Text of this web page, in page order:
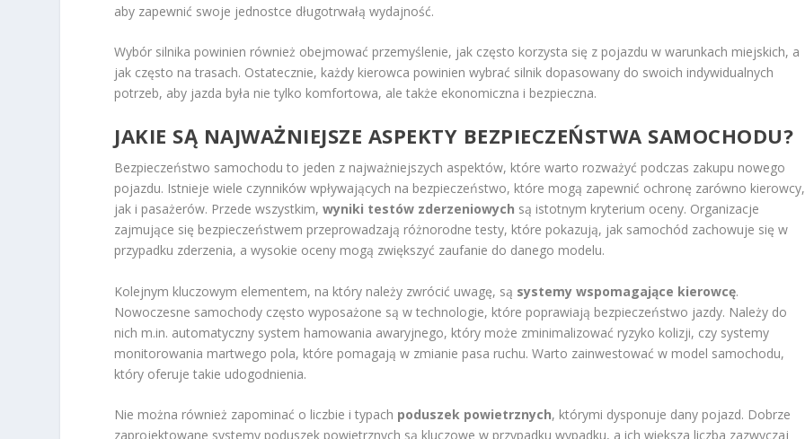
aby zapewnić swoje jednostce długotrwałą wydajność.
Wybór silnika powinien również obejmować przemyślenie, jak często korzysta się z pojazdu w warunkach miejskich, a
jak często na trasach. Ostatecznie, każdy kierowca powinien wybrać silnik dopasowany do swoich indywidualnych
potrzeb, aby jazda była nie tylko komfortowa, ale także ekonomiczna i bezpieczna.
JAKIE SĄ NAJWAŻNIEJSZE ASPEKTY BEZPIECZEŃSTWA SAMOCHODU?
Bezpieczeństwo samochodu to jeden z najważniejszych aspektów, które warto rozważyć podczas zakupu nowego
pojazdu. Istnieje wiele czynników wpływających na bezpieczeństwo, które mogą zapewnić ochronę zarówno kierowcy,
jak i pasażerów. Przede wszystkim,wyniki testów zderzeniowych są istotnym kryterium oceny. Organizacje
zajmujące się bezpieczeństwem przeprowadzają różnorodne testy, które pokazują, jak samochód zachowuje się w
przypadku zderzenia, a wysokie oceny mogą zwiększyć zaufanie do danego modelu.
Kolejnym kluczowym elementem, na który należy zwrócić uwagę, są systemy wspomagające kierowcę.
Nowoczesne samochody często wyposażone są w technologie, które poprawiają bezpieczeństwo jazdy. Należy do
nich m.in. automatyczny system hamowania awaryjnego, który może zminimalizować ryzyko kolizji, czy systemy
monitorowania martwego pola, które pomagają w zmianie pasa ruchu. Warto zainwestować w model samochodu,
który oferuje takie udogodnienia.
Nie można również zapominać o liczbie i typach poduszek powietrznych, którymi dysponuje dany pojazd. Dobrze
zaprojektowane systemy poduszek powietrznych są kluczowe w przypadku wypadku, a ich większa liczba zazwyczaj